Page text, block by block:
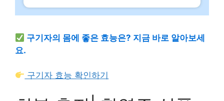
구기자의 몸에 좋은 효능은? 지금 바로 알아보세
요.
구기자 효능 확인하기